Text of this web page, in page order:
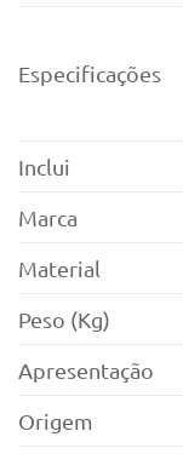
Especificações
Inclui
Marca
Material
Peso (Kg)
Apresentação
Origem